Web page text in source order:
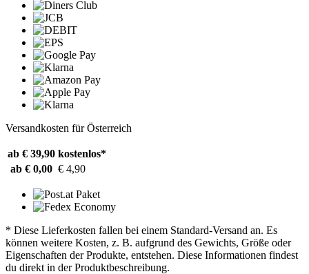
Versandkosten für Österreich
ab € 39,90 kostenlos*
ab € 0,00 € 4,90
* Diese Lieferkosten fallen bei einem Standard-Versand an. Es
können weitere Kosten, z. B. aufgrund des Gewichts, Größe oder
Eigenschaften der Produkte, entstehen. Diese Informationen findest
du direkt in der Produktbeschreibung.